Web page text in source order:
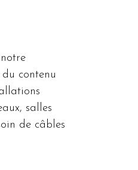
contenu
salles
de câbles